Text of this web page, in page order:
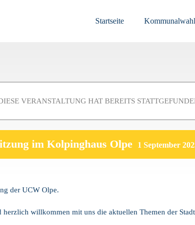
Startseite Kommunalwahl
VERANSTALTUNG HAT BEREITS
im Kolpinghaus Olpe 1 September
der UCW Olpe.
herzlich willkommen mit uns die aktuellen Themen der